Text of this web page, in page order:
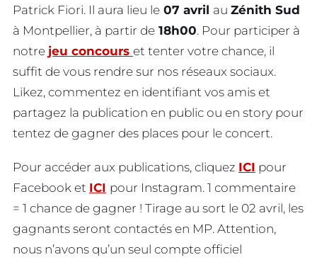
Patrick Fiori. Il aura lieu le 07 avril au Zénith Sud
à Montpellier, à partir de 18h00. Pour participer à
notre jeu concours et tenter votre chance, il
suffit de vous rendre sur nos réseaux sociaux.
Likez, commentez en identifiant vos amis et
partagez la publication en public ou en story pour
tentez de gagner des places pour le concert.
Pour accéder aux publications, cliquez ICI pour
Facebook et ICI pour Instagram. 1 commentaire
= 1 chance de gagner ! Tirage au sort le 02 avril, les
gagnants seront contactés en MP. Attention,
nous n’avons qu’un seul compte officiel